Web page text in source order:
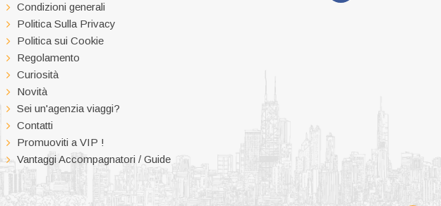
Condizioni generali
Politica Sulla Privacy
Politica sui Cookie
Regolamento
Curiosità
Novità
Sei un'agenzia viaggi?
Contatti
Promuoviti a VIP !
Vantaggi Accompagnatori / Guide